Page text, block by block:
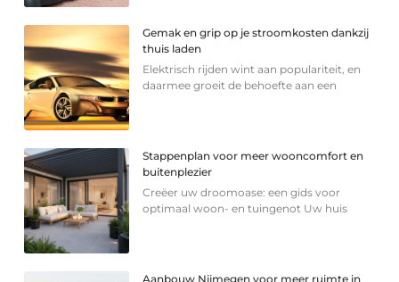
Gemak en grip op je stroomkosten dankzij
thuis laden
Elektrisch rijden wint aan populariteit, en
daarmee groeit de behoefte aan een
Stappenplan voor meer wooncomfort en
buitenplezier
Creëer uw droomoase: een gids voor
optimaal woon- en tuingenot Uw huis
Aanbouw Nijmegen voor meer ruimte in